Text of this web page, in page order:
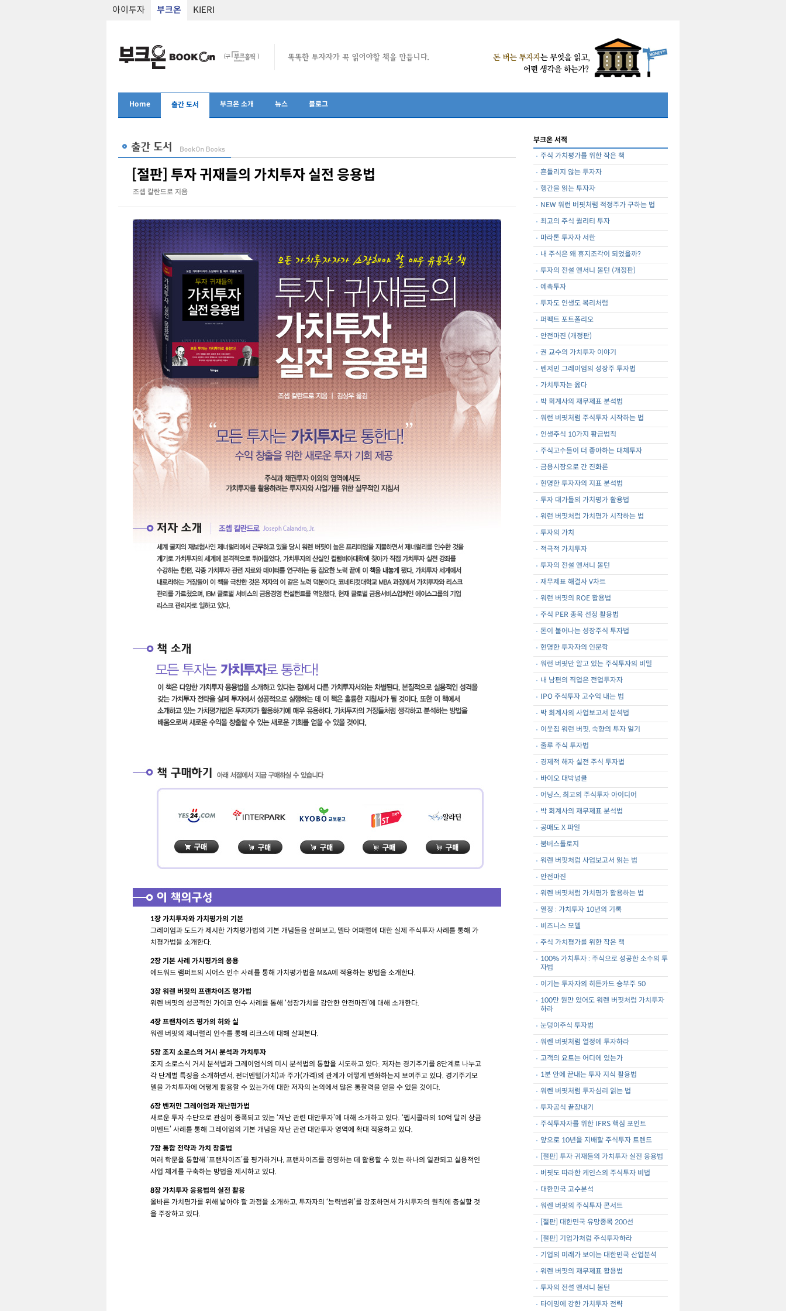
아이투자 부크온 KIERI
Home 출간 도서 부크온 소개 뉴스 블로그
[절판] 투자 귀재들의 가치투자 실전 응용법
조셉 칼란드로 지음
1장 가치투자와 가치평가의 기본
그레이엄과 도드가 제시한 가치평가법의 기본 개념들을 살펴보고, 델타 어패럴에 대한 실제 주식투자 사례를 통해 가
치평가법을 소개한다.
2장 기본 사례 가치평가의 응용
에드워드 램퍼트의 시어스 인수 사례를 통해 가치평가법을 M&A에 적용하는 방법을 소개한다.
3장 워렌 버핏의 프랜차이즈 평가법
워렌 버핏의 성공적인 가이코 인수 사례를 통해 ‘성장가치를 감안한 안전마진’에 대해 소개한다.
4장 프랜차이즈 평가의 허와 실
워렌 버핏의 제너럴리 인수를 통해 리크스에 대해 살펴본다.
5장 조지 소로스의 거시 분석과 가치투자
조지 소로스식 거시 분석법과 그레이엄식의 미시 분석법의 통합을 시도하고 있다. 저자는 경기주기를 8단계로 나누고
각 단계별 특징을 소개하면서, 펀더멘털(가치)과 주가(가격)의 관계가 어떻게 변화하는지 보여주고 있다. 경기주기모
델을 가치투자에 어떻게 활용할 수 있는가에 대한 저자의 논의에서 많은 통찰력을 얻을 수 있을 것이다.
6장 벤저민 그레이엄과 재난평가법
새로운 투자 수단으로 관심이 증폭되고 있는 ‘재난 관련 대안투자’에 대해 소개하고 있다. ‘펩시콜라의 10억 달러 상금
이벤트’ 사례를 통해 그레이엄의 기본 개념을 재난 관련 대안투자 영역에 확대 적용하고 있다.
7장 통합 전략과 가치 창출법
여러 학문을 통합해 ‘프랜차이즈’를 평가하거나, 프랜차이즈를 경영하는 데 활용할 수 있는 하나의 일관되고 실용적인
사업 체계를 구축하는 방법을 제시하고 있다.
8장 가치투자 응용법의 실전 활용
올바른 가치평가를 위해 밟아야 할 과정을 소개하고, 투자자의 ‘능력범위’를 강조하면서 가치투자의 원칙에 충실할 것
을 주장하고 있다.
부크온 서적
주식 가치평가를 위한 작은 책
흔들리지 않는 투자자
행간을 읽는 투자자
NEW 워런 버핏처럼 적정주가 구하는 법
최고의 주식 퀄리티 투자
마라톤 투자자 서한
내 주식은 왜 휴지조각이 되었을까?
투자의 전설 앤서니 볼턴 (개정판)
예측투자
투자도 인생도 복리처럼
퍼펙트 포트폴리오
안전마진 (개정판)
권 교수의 가치투자 이야기
벤저민 그레이엄의 성장주 투자법
가치투자는 옳다
박 회계사의 재무제표 분석법
워런 버핏처럼 주식투자 시작하는 법
인생주식 10가지 황금법칙
주식고수들이 더 좋아하는 대체투자
금용시장으로 간 진화론
현명한 투자자의 지표 분석법
투자 대가들의 가치평가 활용법
워런 버핏처럼 가치평가 시작하는 법
투자의 가치
적극적 가치투자
투자의 전설 앤서니 볼턴
재무제표 해결사 V차트
워런 버핏의 ROE 활용법
주식 PER 종목 선정 활용법
돈이 불어나는 성장주식 투자법
현명한 투자자의 인문학
워런 버핏만 알고 있는 주식투자의 비밀
내 남편의 직업은 전업투자자
IPO 주식투자 고수익 내는 법
박 회계사의 사업보고서 분석법
이웃집 워런 버핏, 숙향의 투자 일기
줄루 주식 투자법
경제적 해자 실전 주식 투자법
바이오 대박넝쿨
어닝스, 최고의 주식투자 아이디어
박 회계사의 재무제표 분석법
공매도 X 파일
붐버스톨로지
워렌 버핏처럼 사업보고서 읽는 법
안전마진
워렌 버핏처럼 가치평가 활용하는 법
열정 : 가치투자 10년의 기록
비즈니스 모델
주식 가치평가를 위한 작은 책
100% 가치투자 : 주식으로 성공한 소수의 투
자법
이기는 투자자의 히든카드 승부주 50
100만 원만 있어도 워렌 버핏처럼 가치투자
하라
눈덩이주식 투자법
워렌 버핏처럼 열정에 투자하라
고객의 요트는 어디에 있는가
1분 안에 끝내는 투자 지식 활용법
워렌 버핏처럼 투자심리 읽는 법
투자공식 끝장내기
주식투자자를 위한 IFRS 핵심 포인트
앞으로 10년을 지배할 주식투자 트렌드
[절판] 투자 귀재들의 가치투자 실전 응용법
버핏도 따라한 케인스의 주식투자 비법
대한민국 고수분석
워렌 버핏의 주식투자 콘서트
[절판] 대한민국 유망종목 200선
[절판] 기업가처럼 주식투자하라
기업의 미래가 보이는 대한민국 산업분석
워렌 버핏의 재무제표 활용법
투자의 전설 앤서니 볼턴
타이밍에 강한 가치투자 전략